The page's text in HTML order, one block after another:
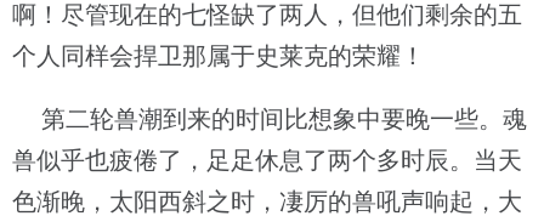
啊！尽管现在的七怪缺了两人，但他们剩余的五
个人同样会捍卫那属于史莱克的荣耀！
第二轮兽潮到来的时间比想象中要晚一些。魂
兽似乎也疲倦了，足足休息了两个多时辰。当天
色渐晚，太阳西斜之时，凄厉的兽吼声响起，大